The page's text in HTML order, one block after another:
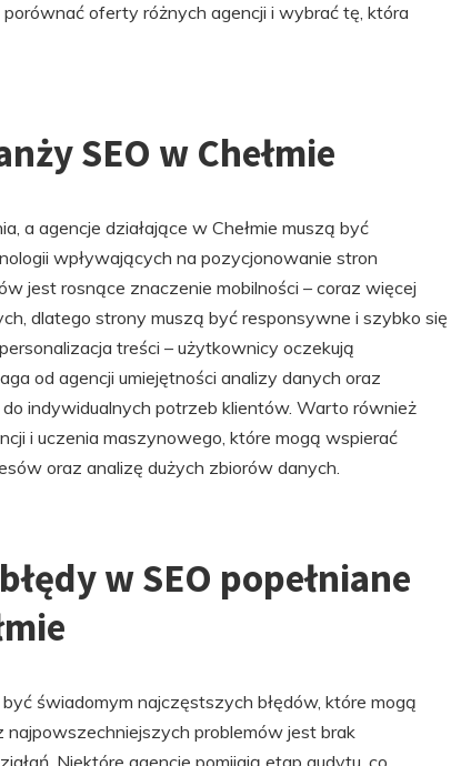
oferty różnych agencji i wybrać tę, która
SEO w Chełmie
a agencje działające w Chełmie muszą być
wpływających na pozycjonowanie stron
jest rosnące znaczenie mobilności – coraz więcej
dlatego strony muszą być responsywne i szybko się
treści – użytkownicy oczekują
od agencji umiejętności analizy danych oraz
indywidualnych potrzeb klientów. Warto również
i uczenia maszynowego, które mogą wspierać
oraz analizę dużych zbiorów danych.
w SEO popełniane
świadomym najczęstszych błędów, które mogą
najpowszechniejszych problemów jest brak